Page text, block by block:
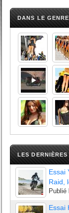
DANS LE
LES
Essai
Raid,
Publié
Essai